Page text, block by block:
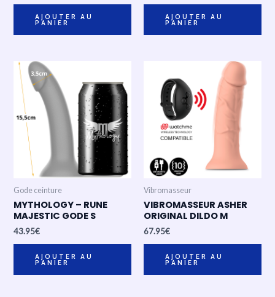
AJOUTER AU
PANIER
AJOUTER AU
PANIER
Gode ceinture
MYTHOLOGY – RUNE
MAJESTIC GODE S
43.95€
AJOUTER AU
PANIER
Vibromasseur
VIBROMASSEUR ASHER
ORIGINAL DILDO M
67.95€
AJOUTER AU
PANIER